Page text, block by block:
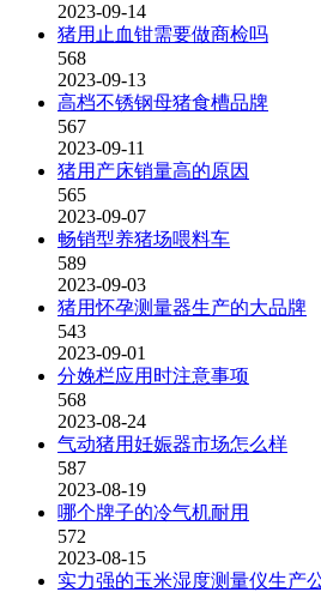
2023-09-14
猪用止血钳需要做商检吗
568
2023-09-13
高档不锈钢母猪食槽品牌
567
2023-09-11
猪用产床销量高的原因
565
2023-09-07
畅销型养猪场喂料车
589
2023-09-03
猪用怀孕测量器生产的大品牌
543
2023-09-01
分娩栏应用时注意事项
568
2023-08-24
气动猪用妊娠器市场怎么样
587
2023-08-19
哪个牌子的冷气机耐用
572
2023-08-15
实力强的玉米湿度测量仪生产